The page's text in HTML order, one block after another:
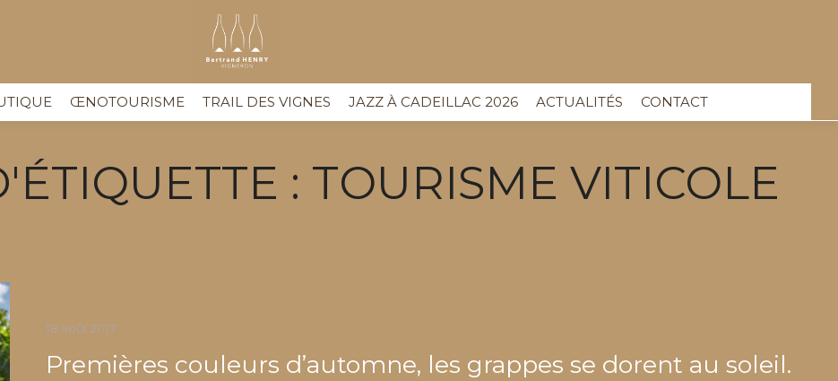
ŒNOTOURISME TRAIL DES VIGNES JAZZ À CADEILLAC 2026 ACTUALITÉS CONTACT
: TOURISME VITICOLE
18 août 2017
Premières couleurs d’automne, les grappes se dorent au soleil.